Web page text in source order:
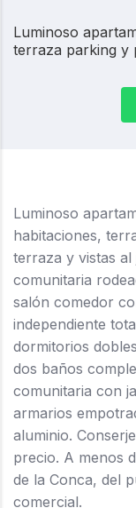
Luminoso
terraza parking y
Luminoso
habitaciones,
terraza y vistas al
comunitaria
salón comedor
independiente
dormitorios
dos baños
comunitaria con
armarios
aluminio.
precio. A menos
de la Conca, del
comercial.